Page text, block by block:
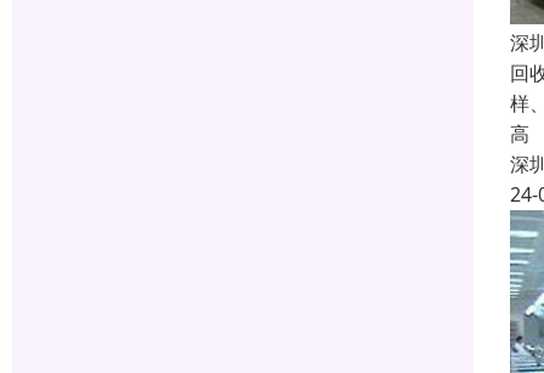
深
回
样
高
深
24-